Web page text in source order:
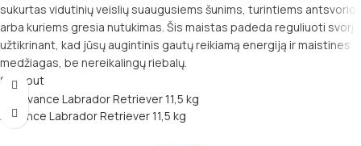
sukurtas vidutinių veislių suaugusiems šunims, turintiems antsvorio
arba kuriems gresia nutukimas. Šis maistas padeda reguliuoti svorį,
užtikrinant, kad jūsų augintinis gautų reikiamą energiją ir maistines
medžiagas, be nereikalingų riebalų.
Sold out
Advance Labrador Retriever 11,5 kg